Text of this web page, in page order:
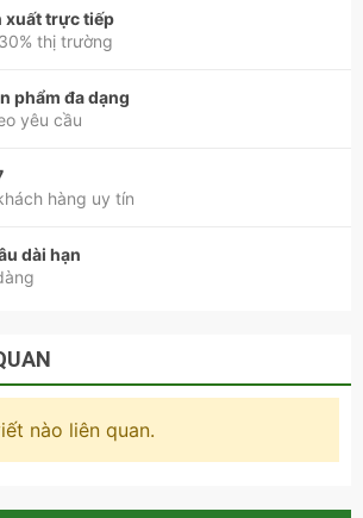
quần áo kính hiện đại đẹp - QA 113
kính hiện đại
113: Nâng tầm
phòng ngủ
thất hiện đại, tủ quần áo không chỉ
kính hiện đại đẹp – QA 113 tại Nội thất
chứng rõ nét cho sự kết hợp hoàn hảo
sống đẳng cấp ngay trong không
xuất trực tiếp
thị trường
phẩm đa dạng
yêu cầu
hàng uy tín
dài hạn
nào liên quan.